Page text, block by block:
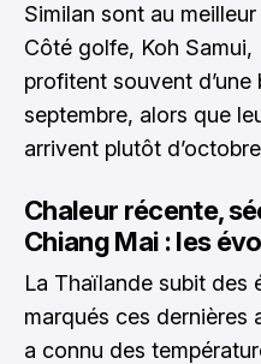
Similan sont au
Côté golfe, Koh Samui,
profitent souvent
septembre, alors que
arrivent plutôt
Chaleur récente,
Chiang Mai : les
La Thaïlande subit des
marqués ces dernières
a connu des